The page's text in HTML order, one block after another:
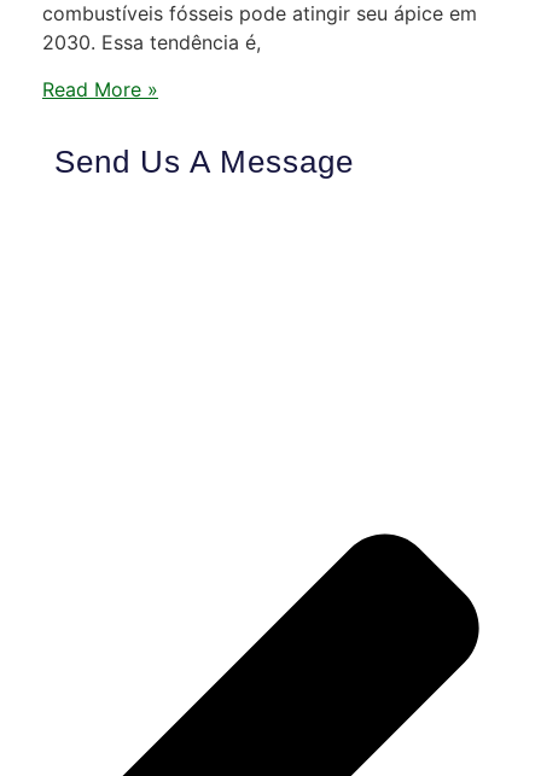
combustíveis fósseis pode atingir seu ápice em
2030. Essa tendência é,
Read More »
Send Us A Message